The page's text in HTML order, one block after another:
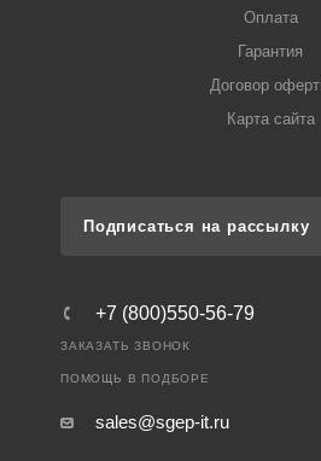
Оплата
Гарантия
Договор
Карта сайта
Подписаться на рассылку
+7 (800)550-56-79
ЗАКАЗАТЬ ЗВОНОК
ПОМОЩЬ В ПОДБОРЕ
sales@sgep-it.ru